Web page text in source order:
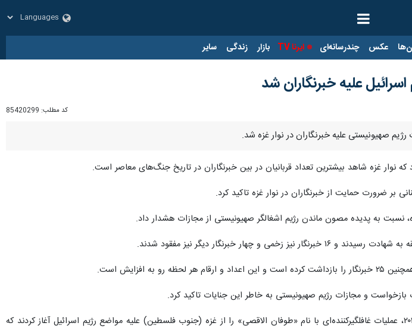
عکس چندرسانه‌ای ایرنا TV بازار زندگی سایر
علیه خبرنگاران شد
کد مطلب: 85420299
صهیونیستی علیه خبرنگاران در نوار غزه شد.
نوار غزه شاهد بیشترین تعداد قربانیان در بین خبرنگاران در تاریخ جنگ‌های معاصر است.
بر ضرورت حمایت از خبرنگاران در نوار غزه تاکید کرد.
نسبت به پدیده مصون ماندن رژیم اشغالگر صهیونیستی از مجازات هشدار داد.
افزایش است.
و مجازات رژیم صهیونیستی به خاطر این جنایات تاکید کرد.
، گروه‌های مقاومت فلسطین ۱۵ مهرماه برابر با هفتم اکتبر ۲۰۲۳، عملیات غافلگیرکننده‌ای با نام «طوفان الاقصی» را از غزه (جنوب فلسطین) علیه مواضع رژیم اسرائیل آغاز کردند که